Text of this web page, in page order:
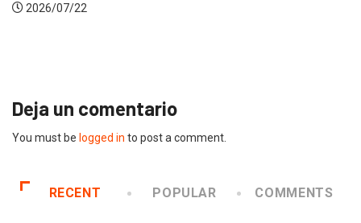
Deja un comentario
You must be logged in to post a comment.
RECENT POPULAR COMMENTS